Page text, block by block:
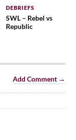
DEBRIEFS
SWL – Rebel vs
Republic
Add Comment →